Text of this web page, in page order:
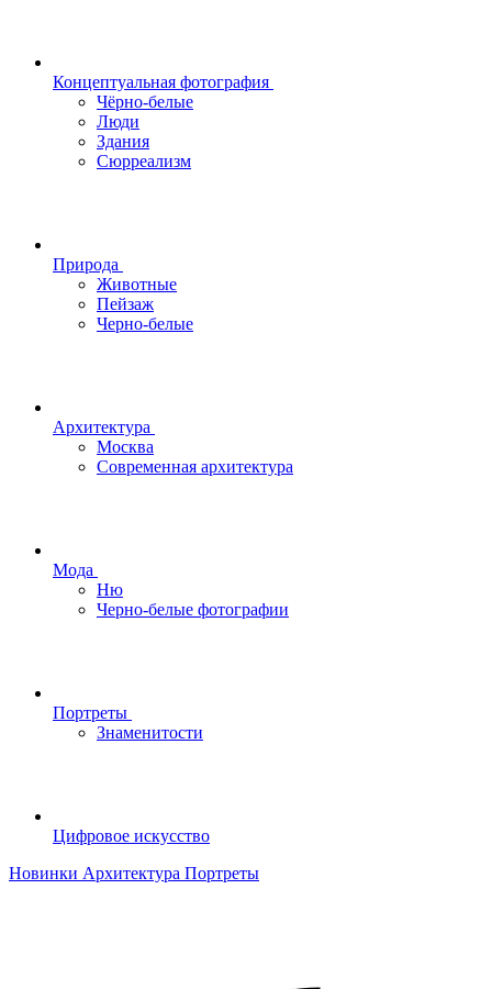
Концептуальная фотография
Чёрно-белые
Люди
Здания
Сюрреализм
Природа
Животные
Пейзаж
Черно-белые
Архитектура
Москва
Современная архитектура
Мода
Ню
Черно-белые фотографии
Портреты
Знаменитости
Цифровое искусство
Новинки Архитектура Портреты